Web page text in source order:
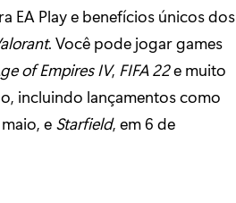
EA Play e benefícios únicos dos
. Você pode jogar games
of Empires IV, FIFA 22e muito
incluindo lançamentos como
e Starfield, em 6 de